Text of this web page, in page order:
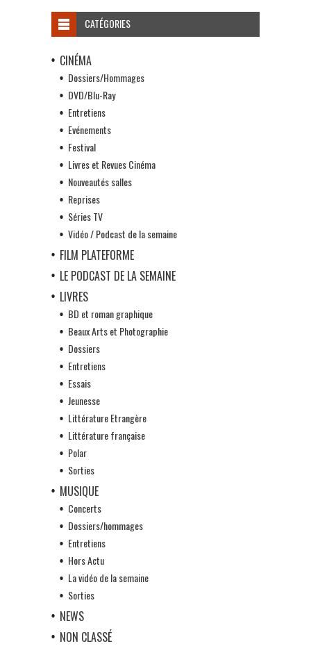
CATÉGORIES
CINÉMA
Dossiers/Hommages
DVD/Blu-Ray
Entretiens
Evénements
Festival
Livres et Revues Cinéma
Nouveautés salles
Reprises
Séries TV
Vidéo / Podcast de la semaine
FILM PLATEFORME
LE PODCAST DE LA SEMAINE
LIVRES
BD et roman graphique
Beaux Arts et Photographie
Dossiers
Entretiens
Essais
Jeunesse
Littérature Etrangère
Littérature française
Polar
Sorties
MUSIQUE
Concerts
Dossiers/hommages
Entretiens
Hors Actu
La vidéo de la semaine
Sorties
NEWS
NON CLASSÉ